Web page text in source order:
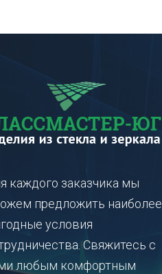
каждого заказчика мы
предложить наиболее
условия
Свяжитесь с
любым комфортным